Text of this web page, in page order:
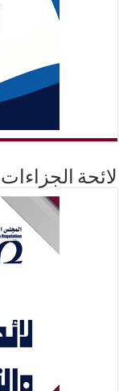
لائحة الجزاءات